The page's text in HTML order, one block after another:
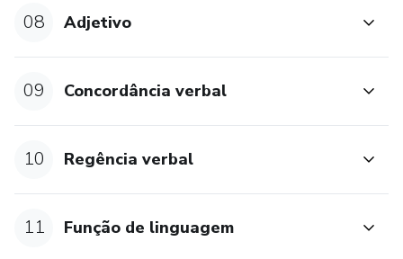
dos sinais de pontuação.
6. Funções da linguagem e elementos da comunicação
08 Adjetivo
09 Concordância verbal
10 Regência verbal
11 Função de linguagem